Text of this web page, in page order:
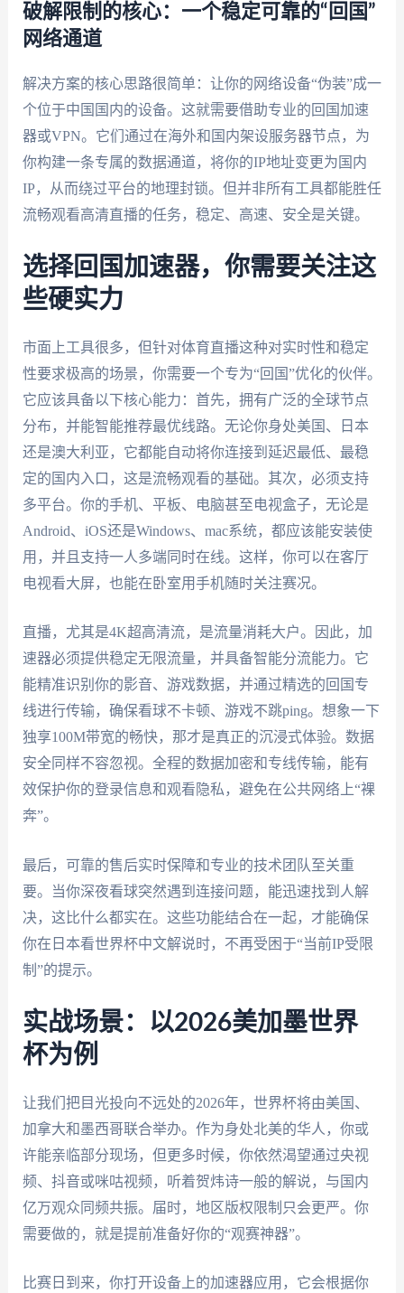
破解限制的核心：一个稳定可靠的“回国”
网络通道
解决方案的核心思路很简单：让你的网络设备“伪装”成一
个位于中国国内的设备。这就需要借助专业的回国加速
器或VPN。它们通过在海外和国内架设服务器节点，为
你构建一条专属的数据通道，将你的IP地址变更为国内
IP，从而绕过平台的地理封锁。但并非所有工具都能胜任
流畅观看高清直播的任务，稳定、高速、安全是关键。
选择回国加速器，你需要关注这
些硬实力
市面上工具很多，但针对体育直播这种对实时性和稳定
性要求极高的场景，你需要一个专为“回国”优化的伙伴。
它应该具备以下核心能力：首先，拥有广泛的全球节点
分布，并能智能推荐最优线路。无论你身处美国、日本
还是澳大利亚，它都能自动将你连接到延迟最低、最稳
定的国内入口，这是流畅观看的基础。其次，必须支持
多平台。你的手机、平板、电脑甚至电视盒子，无论是
Android、iOS还是Windows、mac系统，都应该能安装使
用，并且支持一人多端同时在线。这样，你可以在客厅
电视看大屏，也能在卧室用手机随时关注赛况。
直播，尤其是4K超高清流，是流量消耗大户。因此，加
速器必须提供稳定无限流量，并具备智能分流能力。它
能精准识别你的影音、游戏数据，并通过精选的回国专
线进行传输，确保看球不卡顿、游戏不跳ping。想象一下
独享100M带宽的畅快，那才是真正的沉浸式体验。数据
安全同样不容忽视。全程的数据加密和专线传输，能有
效保护你的登录信息和观看隐私，避免在公共网络上“裸
奔”。
最后，可靠的售后实时保障和专业的技术团队至关重
要。当你深夜看球突然遇到连接问题，能迅速找到人解
决，这比什么都实在。这些功能结合在一起，才能确保
你在日本看世界杯中文解说时，不再受困于“当前IP受限
制”的提示。
实战场景：以2026美加墨世界
杯为例
让我们把目光投向不远处的2026年，世界杯将由美国、
加拿大和墨西哥联合举办。作为身处北美的华人，你或
许能亲临部分现场，但更多时候，你依然渴望通过央视
频、抖音或咪咕视频，听着贺炜诗一般的解说，与国内
亿万观众同频共振。届时，地区版权限制只会更严。你
需要做的，就是提前准备好你的“观赛神器”。
比赛日到来，你打开设备上的加速器应用，它会根据你